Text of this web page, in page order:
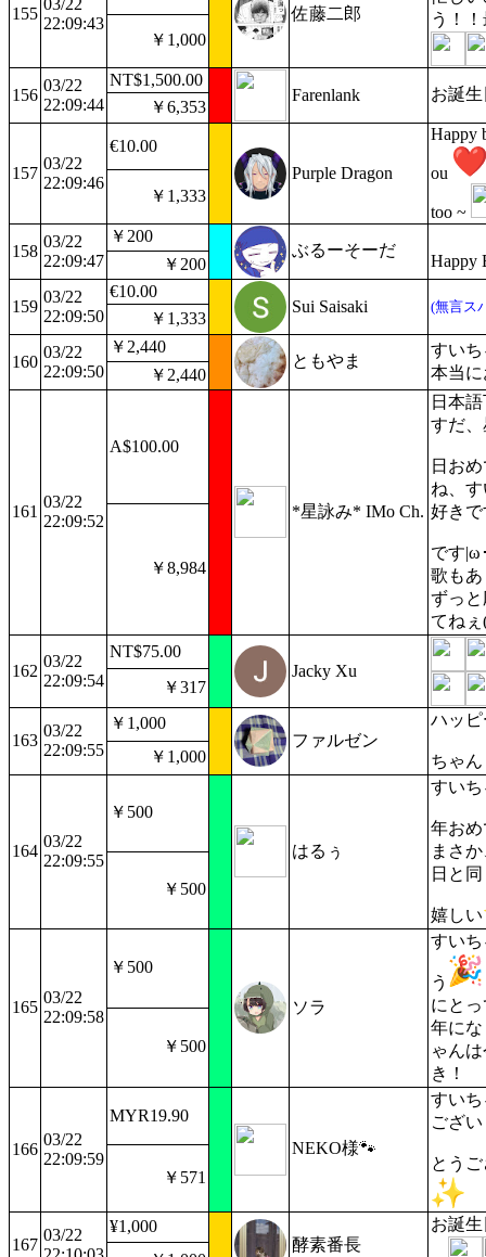
155
03/22
22:09:43
佐藤二郎
う！
￥1,000
156
03/22
22:09:44
NT$1,500.00
Farenlank
お誕
￥6,353
157
03/22
22:09:46
€10.00
Purple Dragon
Happy
ou
too ~
￥1,333
158
03/22
22:09:47
￥200
ぶるーそーだ
Happy
￥200
159
03/22
22:09:50
€10.00
Sui Saisaki
(無言ス
￥1,333
160
03/22
22:09:50
￥2,440
ともやま
すい
本当
￥2,440
161
03/22
22:09:52
A$100.00
*星詠み* IMo Ch.
日本
すだ
日お
ね、
好き
です|ω
歌も
ずっ
￥8,984
162
03/22
22:09:54
NT$75.00
Jacky Xu
￥317
163
03/22
22:09:55
￥1,000
ファルゼン
ハッ
ちゃん
￥1,000
164
03/22
22:09:55
￥500
はるぅ
すい
年お
まさ
日と
嬉しい
￥500
165
03/22
22:09:58
￥500
ソラ
すい
う
にと
年に
ゃん
き！
￥500
166
03/22
22:09:59
MYR19.90
NEKO様🐾
すい
ござ
とう
￥571
167
03/22
¥1,000
酵素番長
お誕